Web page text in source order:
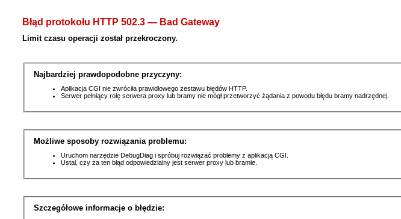
Błąd protokołu HTTP 502.3 — Bad Gateway
Limit czasu operacji został przekroczony.
Najbardziej prawdopodobne przyczyny:
Aplikacja CGI nie zwróciła prawidłowego zestawu błędów HTTP.
Serwer pełniący rolę serwera proxy lub bramy nie mógł przetworzyć żądania z powodu błędu bramy nadrzędnej.
Możliwe sposoby rozwiązania problemu:
Uruchom narzędzie DebugDiag i spróbuj rozwiązać problemy z aplikacją CGI.
Ustal, czy za ten błąd odpowiedzialny jest serwer proxy lub bramie.
Szczegółowe informacje o błędzie: